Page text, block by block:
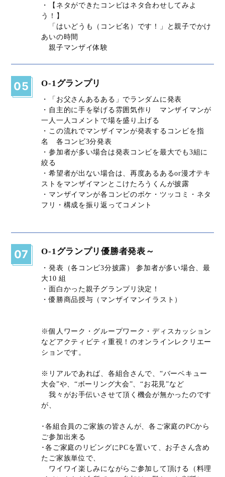
・【ネタができたコンビはネタ合わせしてみよ
う！】
「はいどうも（コンビ名）です！」と親子でかけ
あいの時間
親子マンザイ体験
05 O-1グランプリ
・「お父さんあるある」でランダムに発表
・自主的に手を挙げる雰囲気作り マンザイマンが
一人一人コメントで場を盛り上げる
・この流れでマンザイマンが発表するコンビを指
名 各コンビ3分発表
・参加者が多い場合は発表コンビを最大でも3組に
絞る
・希望者が出ない場合は、再度あるあるor漫才テキ
ストをマンザイマンとこけたろうくんが披露
・マンザイマンが各コンビのボケ・ツッコミ・ネタ
フリ・構成を振り返ってコメント
07 O-1グランプリ優勝者発表～
・発表（各コンビ3分披露） 参加者が多い場合、最
大10 組
・面白かった親子グランプリ決定！
・優勝商品授与（マンザイマンイラスト）
※個人ワーク・グループワーク・ディスカッション
などアクティビティ重視！のオンラインレクリエー
ションです。
※リアルであれば、各組合さんで、“バーベキュー
大会”や、“ボーリング大会”、“お花見”など
我々がお手伝いさせて頂く機会が無かったのです
が、
･各組合員のご家族の皆さんが、各ご家庭のPCから
ご参加出来る
･各ご家庭のリビングにPCを置いて、お子さん含め
たご家族単位で、
ワイワイ楽しみにながらご参加して頂ける（料理